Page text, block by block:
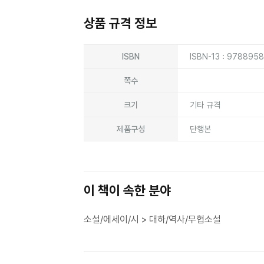
상품 규격 정보
ISBN ISBN-13 :
쪽수
크기 기타 규격
제품구성 단행본
이 책이 속한 분야
소설/에세이/시 > 대하/역사/무협소설